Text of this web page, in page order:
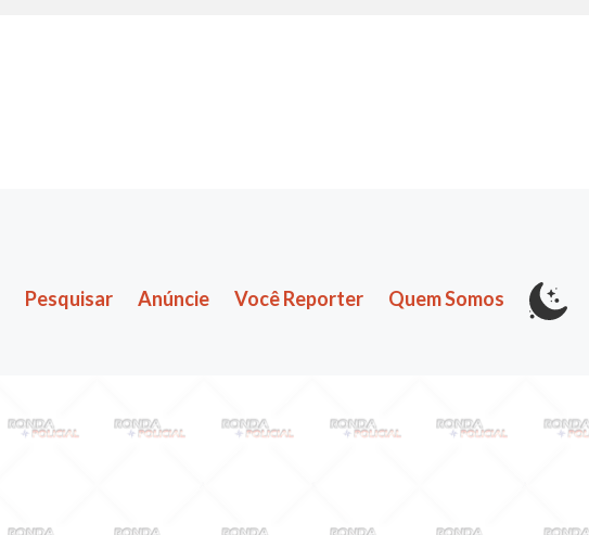
Pesquisar Anúncie Você Reporter Quem Somos